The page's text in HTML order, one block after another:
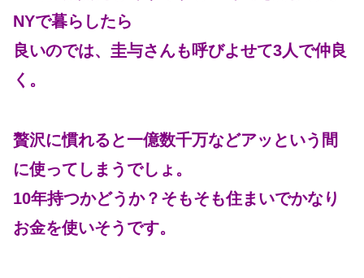
NYで暮らしたら
良いのでは、圭与さんも呼びよせて3人で仲良
く。
贅沢に慣れると一億数千万などアッという間
に使ってしまうでしょ。
10年持つかどうか？そもそも住まいでかなり
お金を使いそうです。